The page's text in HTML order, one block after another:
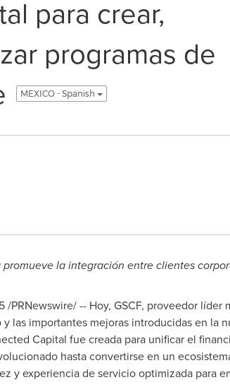
para crear,
programas de
MEXICO - Spanish
la integración entre clientes
/PRNewswire/ -- Hoy, GSCF, proveedor
las importantes mejoras introducidas en la
Capital fue creada para unificar el
hasta convertirse en un
y experiencia de servicio optimizada para